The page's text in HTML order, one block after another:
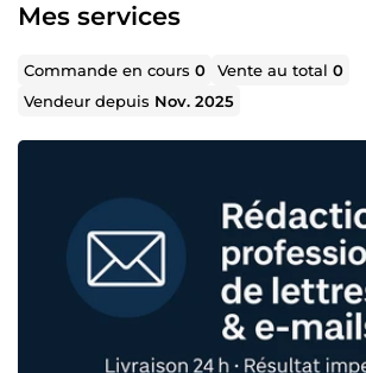
Mes services
Commande en cours0 Vente au total0
Vendeur depuis Nov. 2025